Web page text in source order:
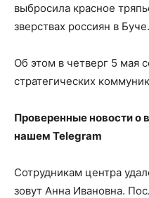
выбросила красное
зверствах россиян в Буче.
Об этом в четверг 5 мая
стратегических
Проверенные новости о
нашем Telegram
Сотрудникам центра
зовут Анна Ивановна.